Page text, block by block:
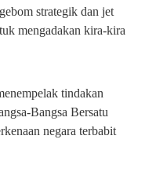
strategik dan jet
mengadakan kira-kira
tindakan
Bangsa Bersatu
negara terbabit